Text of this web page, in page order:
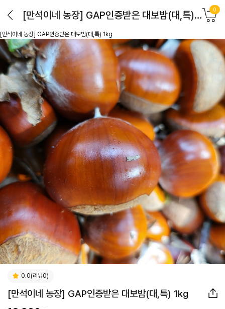
[만석이네 농장] GAP인증받은 대보밤(대,특) 1kg 0
[만석이네 농장] GAP인증받은 대보밤(대,특) 1kg
0.0(리뷰0)
[만석이네 농장] GAP인증받은 대보밤(대,특) 1kg